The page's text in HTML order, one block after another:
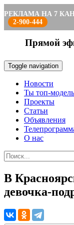
РЕКЛАМА НА 7
2-900-444
Прямой
Toggle navigation
Новости
Ты топ-модель
Проекты
Статьи
Объявления
О нас
В
девочка-